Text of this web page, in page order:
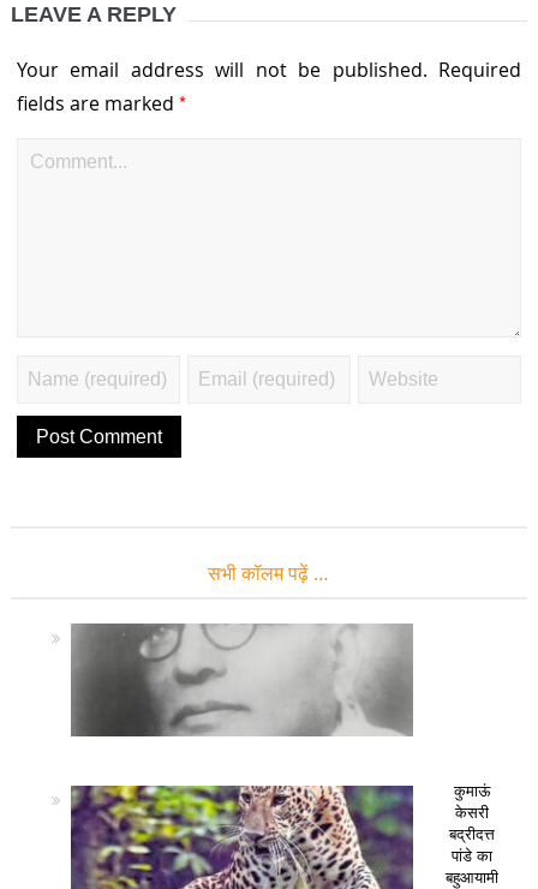
LEAVE A REPLY
Your email address will not be published. Required
fields are marked *
सभी कॉलम पढ़ें …
कुमाऊं
केसरी
बद्रीदत्त
पांडे का
बहुआयामी